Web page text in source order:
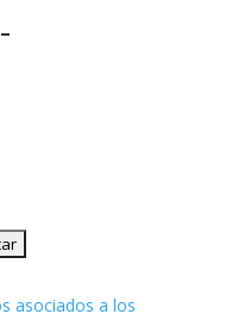
asociados a los